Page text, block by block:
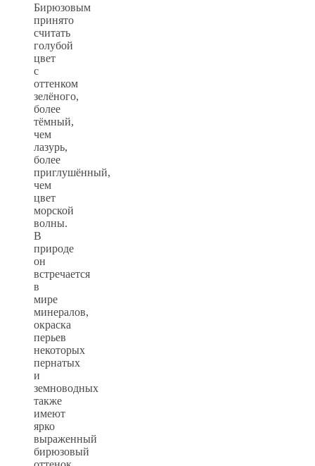
Бирюзовым
принято
считать
голубой
цвет
с
оттенком
зелёного,
более
тёмный,
чем
лазурь,
более
приглушённый,
чем
цвет
морской
волны.
В
природе
он
встречается
в
мире
минералов,
окраска
перьев
некоторых
пернатых
и
земноводных
также
имеют
ярко
выраженный
бирюзовый